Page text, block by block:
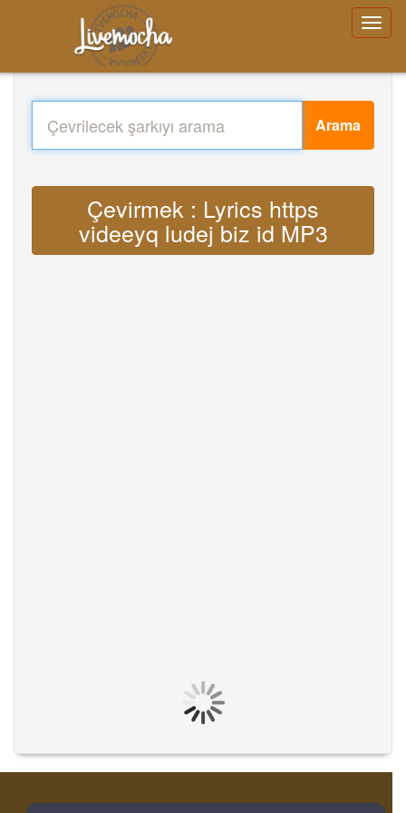
Arama
Çevirmek : Lyrics https
videeyq ludej biz id MP3